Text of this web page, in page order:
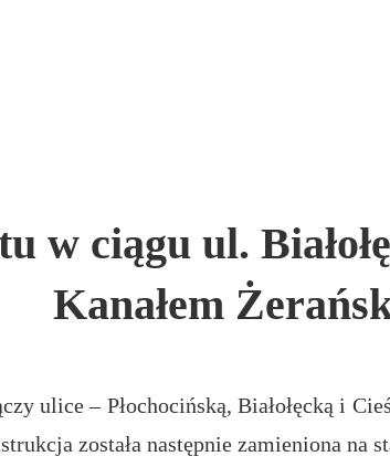
w ciągu ul.
Kanałem
ulice – Płochocińską, Białołęcką i
została następnie zamieniona na